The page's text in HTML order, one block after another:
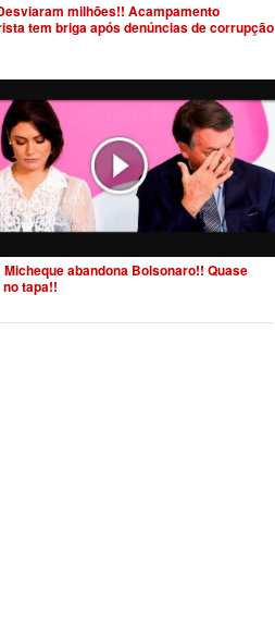
milhões!! Acampamento
tem briga após denúncias de corrupção
Micheque abandona Bolsonaro!! Quase
tapa!!